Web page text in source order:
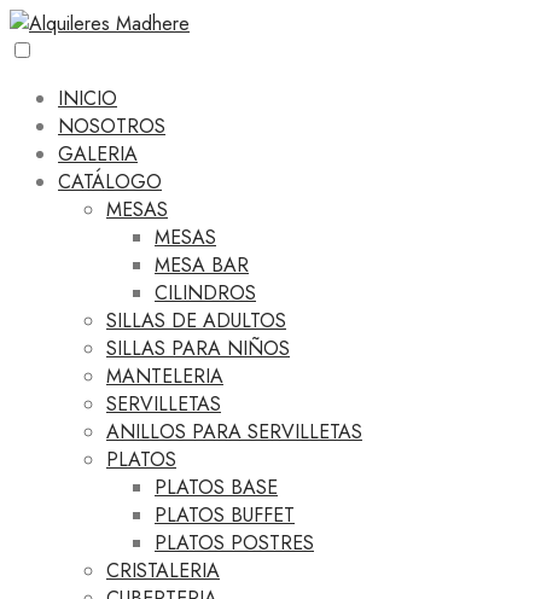
INICIO
NOSOTROS
GALERIA
CATÁLOGO
MESAS
MESAS
MESA BAR
CILINDROS
SILLAS DE ADULTOS
SILLAS PARA NIÑOS
MANTELERIA
SERVILLETAS
ANILLOS PARA SERVILLETAS
PLATOS
PLATOS BASE
PLATOS BUFFET
PLATOS POSTRES
CRISTALERIA